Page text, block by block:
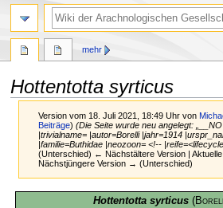
Hottentotta syrticus
Version vom 18. Juli 2021, 18:49 Uhr von
Beiträge) (Die Seite wurde neu angelegt:
|trivialname= |autor=Borelli |jahr=1914
|familie=Buthidae |neozoon= <!--
(Unterschied) ← Nächstältere Version |
Nächstjüngere Version → (Unterschied)
Hottentotta syrticus (
mehr